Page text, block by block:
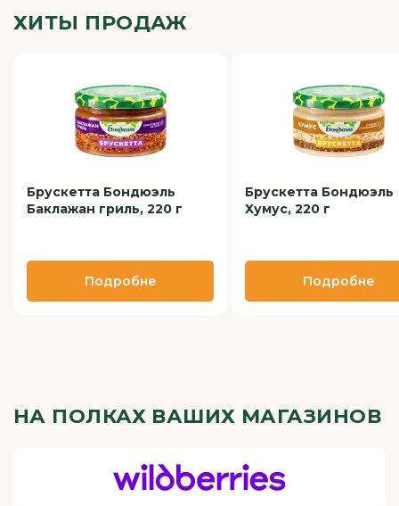
ХИТЫ ПРОДАЖ
Брускетта Бондюэль
Баклажан гриль, 220 г
Подробне
Брускетта Бондюэль
Хумус, 220 г
Подробне
НА ПОЛКАХ ВАШИХ МАГАЗИНОВ